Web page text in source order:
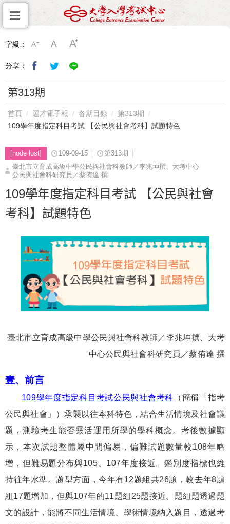
字級：
分享：
第313期
首頁 選才電子報 各期目錄
第313期
109學年度指定科目考試 【公民與社會考科】試題特色
[node lost] 109-09-15
第313期
臺北市立育成高級中學公民與社會科教師／李兆坤撰、大考中心
公民與社會科研究員／蔡侑達 撰
109學年度指定科目考試 【公民與社會
考科】試題特色
臺北市立育成高級中學公民與社會科教師／李兆坤撰、 大考
中心公民與社會科研究員／蔡侑達 撰
壹、前言
109學年度指定科目考試公民與社會考科 （簡稱「指考
公民與社會」）承襲以往本科特色，結合生活情境及社會議
題，測驗考生能否靈活運用所學的學科概念。考後數據顯
示，本次試題整體屬中間偏易，偏難試題數量較108年略
增，但難易題分布與105、 107年度接近。鑑別度指標也維
持往年水準。題型方面，今年有12題組共26題，較去年8題
組 17題增加，但與107年的11題組 25題接近。題組題透過題
文的設計，能將不同生活情境、學術情境納入題目，透過考